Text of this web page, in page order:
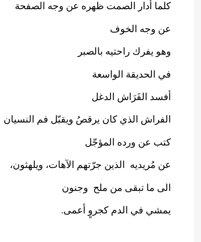
كلما أدار الصمت ظهره عن وجه الصفحة
عن وجه الخوف
وهو يفرك راحتيه بالصبر
في الحديقة الواسعة
أفسد الفَرَاش الدغل
الفراش الذي كان يرقصُ ويقبّل فم النسيان
كتب عن ورده المؤجّل
عن مُريديه الذين جرّتهم الآهات، ويلهثون،
الى ما تبقى من ملح وجنون
يمشي في الدم كجروٍ أعمى.